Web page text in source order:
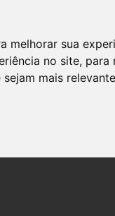
sua
no site, para
mais